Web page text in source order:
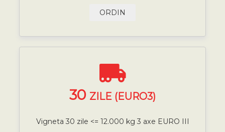
ORDIN
30 ZILE (EURO3)
Vigneta 30 zile <= 12.000 kg 3 axe EURO III